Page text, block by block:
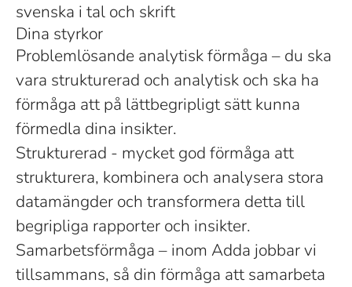
svenska i tal och skrift
Dina styrkor
Problemlösande analytisk förmåga – du ska
vara strukturerad och analytisk och ska ha
förmåga att på lättbegripligt sätt kunna
förmedla dina insikter.
Strukturerad - mycket god förmåga att
strukturera, kombinera och analysera stora
datamängder och transformera detta till
begripliga rapporter och insikter.
Samarbetsförmåga – inom Adda jobbar vi
tillsammans, så din förmåga att samarbeta